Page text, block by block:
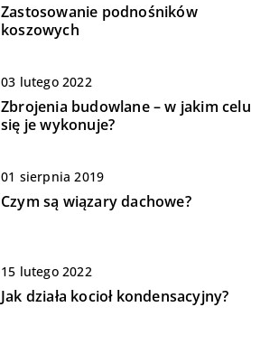
Zastosowanie podnośników
koszowych
03 lutego 2022
Zbrojenia budowlane – w jakim celu
się je wykonuje?
01 sierpnia 2019
Czym są wiązary dachowe?
15 lutego 2022
Jak działa kocioł kondensacyjny?